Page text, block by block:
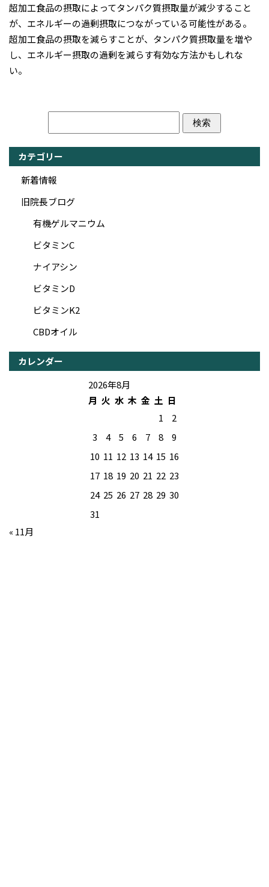
超加工食品の摂取によってタンパク質摂取量が減少すること
が、エネルギーの過剰摂取につながっている可能性がある。
超加工食品の摂取を減らすことが、タンパク質摂取量を増や
し、エネルギー摂取の過剰を減らす有効な方法かもしれな
い。
カテゴリー
新着情報
旧院長ブログ
有機ゲルマニウム
ビタミンC
ナイアシン
ビタミンD
ビタミンK2
CBDオイル
カレンダー
2026年8月
月 火 水 木 金 土 日
1
2
3
4 5 6 7 8
9
10 11 12 13 14 15 16
17 18 19 20 21 22 23
24 25 26 27 28 29 30
31
« 11月